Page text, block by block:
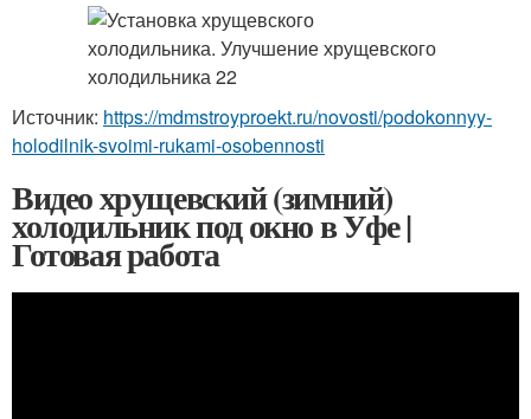
Источник: https://mdmstroyproekt.ru/novosti/podokonnyy-
holodilnik-svoimi-rukami-osobennosti
Видео хрущевский (зимний)
холодильник под окно в Уфе |
Готовая работа